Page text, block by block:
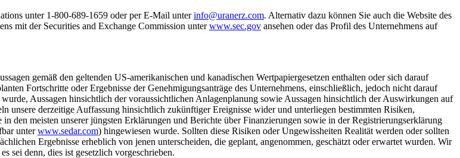
unter 1-800-689-1659 oder per E-Mail unterinfo@uranerz.com. Alternativ dazu können Sie auch die Website des
mit der Securities and Exchange Commission unterwww.sec.gov ansehen oder das Profil des Unternehmens auf
gemäß den geltenden US-amerikanischen und kanadischen Wertpapiergesetzen enthalten oder sich darauf
Fortschritte oder Ergebnisse der Genehmigungsanträge des Unternehmens, einschließlich, jedoch nicht darauf
Aussagen hinsichtlich der voraussichtlichen Anlagenplanung sowie Aussagen hinsichtlich der Auswirkungen auf
unsere derzeitige Auffassung hinsichtlich zukünftiger Ereignisse wider und unterliegen bestimmten Risiken,
den meisten unserer jüngsten Erklärungen und Berichte über Finanzierungen sowie in der Registrierungserklärung
unterwww.sedar.com) hingewiesen wurde. Sollten diese Risiken oder Ungewissheiten Realität werden oder sollten
Ergebnisse erheblich von jenen unterscheiden, die geplant, angenommen, geschätzt oder erwartet wurden. Wir
sei denn, dies ist gesetzlich vorgeschrieben.